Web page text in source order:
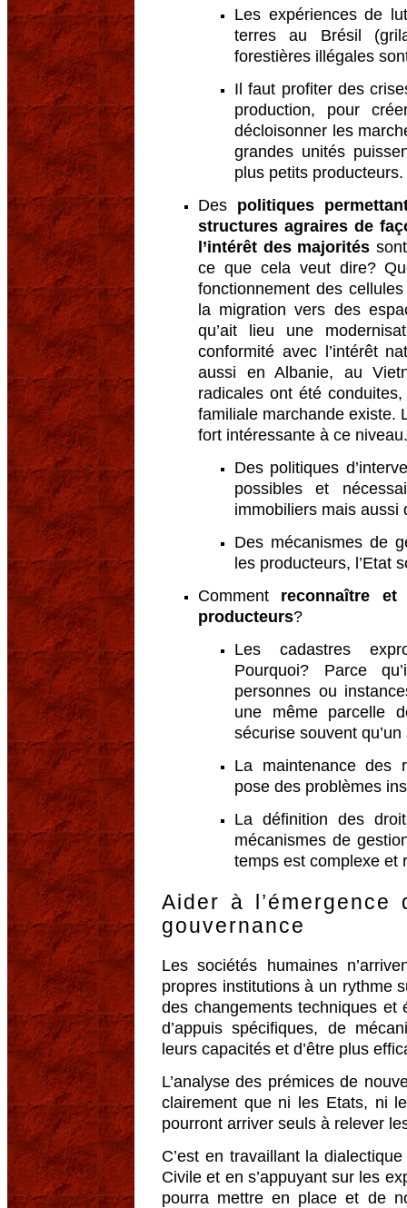
Les expériences de
terres au Brésil
forestières illégales
Il faut profiter des
production, pour
décloisonner les
grandes unités
plus petits producteurs.
Des politiques
structures agraires de
l’intérêt des majorités
ce que cela veut dire?
fonctionnement des
la migration vers des
qu’ait lieu une
conformité avec l’intérêt
aussi en Albanie, au
radicales ont été
familiale marchande existe.
fort intéressante à ce niveau.
Des politiques
possibles et
immobiliers mais aussi
Des mécanismes de
les producteurs, l’Etat
Comment reconnaître
producteurs?
Les cadastres
Pourquoi? Parce
personnes ou
une même parcelle
sécurise souvent
La maintenance des
pose des problèmes
La définition des
mécanismes de
temps est complexe et
Aider à
gouvernance
Les sociétés humaines
propres institutions à un rythme
des changements techniques et
d’appuis spécifiques, de
leurs capacités et d’être plus
L’analyse des prémices de
clairement que ni les Etats, ni
pourront arriver seuls à relever
C’est en travaillant la
Civile et en s’appuyant sur les
pourra mettre en place et de